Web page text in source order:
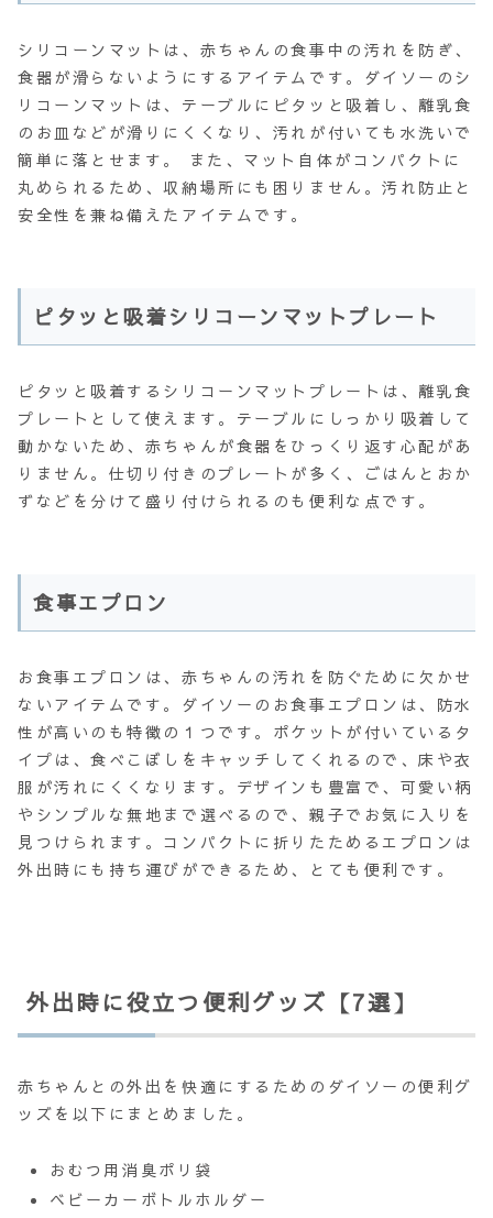
シリコーンマットは、赤ちゃんの食事中の汚れを防ぎ、
食器が滑らないようにするアイテムです。ダイソーのシ
リコーンマットは、テーブルにピタッと吸着し、離乳食
のお皿などが滑りにくくなり、汚れが付いても水洗いで
簡単に落とせます。 また、マット自体がコンパクトに
丸められるため、収納場所にも困りません。汚れ防止と
安全性を兼ね備えたアイテムです。
ピタッと吸着シリコーンマットプレート
ピタッと吸着するシリコーンマットプレートは、離乳食
プレートとして使えます。テーブルにしっかり吸着して
動かないため、赤ちゃんが食器をひっくり返す心配があ
りません。仕切り付きのプレートが多く、ごはんとおか
ずなどを分けて盛り付けられるのも便利な点です。
食事エプロン
お食事エプロンは、赤ちゃんの汚れを防ぐために欠かせ
ないアイテムです。ダイソーのお食事エプロンは、防水
性が高いのも特徴の１つです。ポケットが付いているタ
イプは、食べこぼしをキャッチしてくれるので、床や衣
服が汚れにくくなります。デザインも豊富で、可愛い柄
やシンプルな無地まで選べるので、親子でお気に入りを
見つけられます。コンパクトに折りたためるエプロンは
外出時にも持ち運びができるため、とても便利です。
外出時に役立つ便利グッズ【7選】
赤ちゃんとの外出を快適にするためのダイソーの便利グ
ッズを以下にまとめました。
おむつ用消臭ポリ袋
ベビーカーボトルホルダー